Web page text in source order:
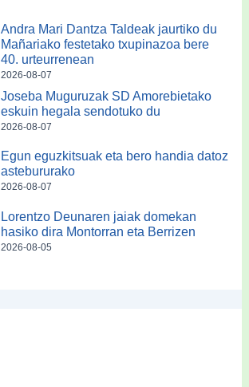
Andra Mari Dantza Taldeak jaurtiko du
Mañariako festetako txupinazoa bere
40. urteurrenean
2026-08-07
Joseba Muguruzak SD Amorebietako
eskuin hegala sendotuko du
2026-08-07
Egun eguzkitsuak eta bero handia datoz
astebururako
2026-08-07
Lorentzo Deunaren jaiak domekan
hasiko dira Montorran eta Berrizen
2026-08-05